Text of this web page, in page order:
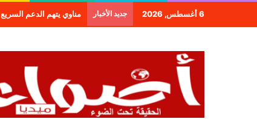
6 أغسطس, 2026 جديد الأخبار طنجة.. مجموعة فندقية